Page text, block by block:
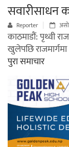
सवारीसाधन
Reporter
काठमाडौं: पृथ्वी
खुलेपछि
पुरा समाचार